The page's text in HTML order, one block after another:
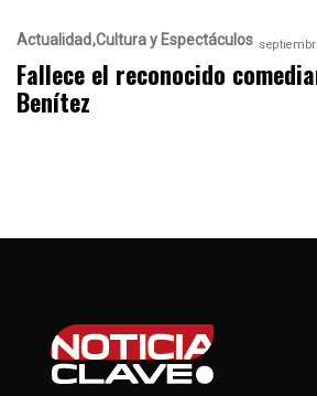
Actualidad Cultura y Espectáculos
Fallece el reconocido
Benítez